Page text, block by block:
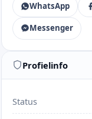
WhatsApp
Messenger
Profielinfo
Status